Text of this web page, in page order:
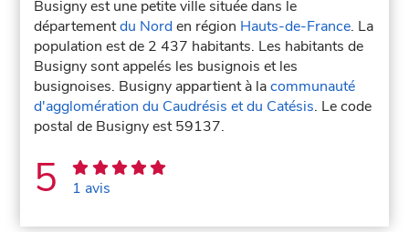
Busigny est une petite ville située dans le
départementdu Norden région Hauts-de-France. La
population est de 2 437 habitants. Les habitants de
Busigny sont appelés les busignois et les
busignoises. Busigny appartient à lacommunauté
d'agglomération du Caudrésis et du Catésis. Le code
postal de Busigny est 59137.
5 1 avis